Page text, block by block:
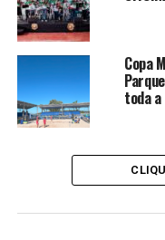
Copa
toda